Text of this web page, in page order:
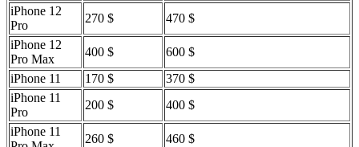
iPhone 12
Pro
270 $
470 $
iPhone 12
Pro Max
400 $
600 $
iPhone 11
170 $
370 $
iPhone 11
Pro
200 $
400 $
iPhone 11
260 $
460 $